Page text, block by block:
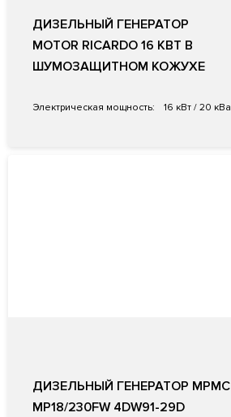
ДИЗЕЛЬНЫЙ ГЕНЕРАТОР
MOTOR RICARDO 16 КВТ В
ШУМОЗАЩИТНОМ КОЖУХЕ
Электрическая мощность: 16 кВт / 20 кВа
ДИЗЕЛЬНЫЙ ГЕНЕРАТОР MPMC
MP18/230FW 4DW91-29D